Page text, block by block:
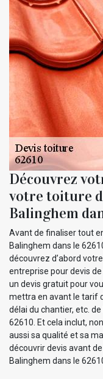
Découvrez
votre toiture
Balinghem
Avant de finaliser tout
Balinghem dans le
découvrez d’abord
entreprise pour devis
un devis gratuit pour
mettra en avant le tarif
délai du chantier, etc.
62610. Et cela inclut,
aussi sa qualité et sa
découvrir devis avant
Balinghem dans le